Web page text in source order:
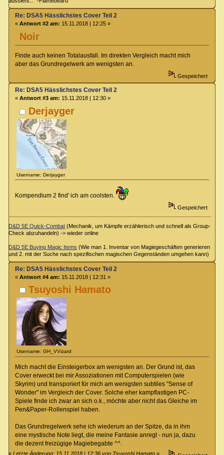
Noir
Re: DSA5 Hässlichstes Cover Teil 2
« Antwort #2 am: 15.11.2018 | 12:25 »
Finde auch keinen Totalausfall. Im direkten Vergleich macht mich
aber das Grundregelwerk am wenigsten an.
Gespeichert
Derjayger
Username: Derjayger
Re: DSA5 Hässlichstes Cover Teil 2
« Antwort #3 am: 15.11.2018 | 12:30 »
Kompendium 2 find' ich am coolsten.
Gespeichert
D&D 5E Quick-Combat (Mechanik, um Kämpfe erzählerisch und schnell als Group-
Check abzuhandeln) -> wieder online
D&D 5E Buying Magic Items (Wie man 1. Inventar von Magiegeschäften generieren
und 2. mit der Suche nach spezifischen magischen Gegenständen umgehen kann)
Tsuyoshi Hamato
Username: GH_VVizard
Re: DSA5 Hässlichstes Cover Teil 2
« Antwort #4 am: 15.11.2018 | 12:31 »
Mich macht die Einsteigerbox am wenigsten an. Der Grund ist, das
Cover erweckt bei mir Assoziationen mit Computerspielen (wie
Skyrim) und transporiert für mich am wenigsten subtiles "Sense of
Wonder" im Vergleich der Cover. Solche eher kampflastigen PC-
Spiele finde ich zwar an sich o.k., möchte aber nicht das Gleiche im
Pen&Paper-Rollenspiel haben.
Das Grundregelwerk sehe ich wiederum an der Spitze, da in ihm
eine mystische Note liegt, die meine Fantasie anregt - nun ja, dazu
die dezent freizügige Magiebegabte ^^.
«Letzte Änderung: 15.11.2018 | 12:36 von Tsuyoshi Hamato »